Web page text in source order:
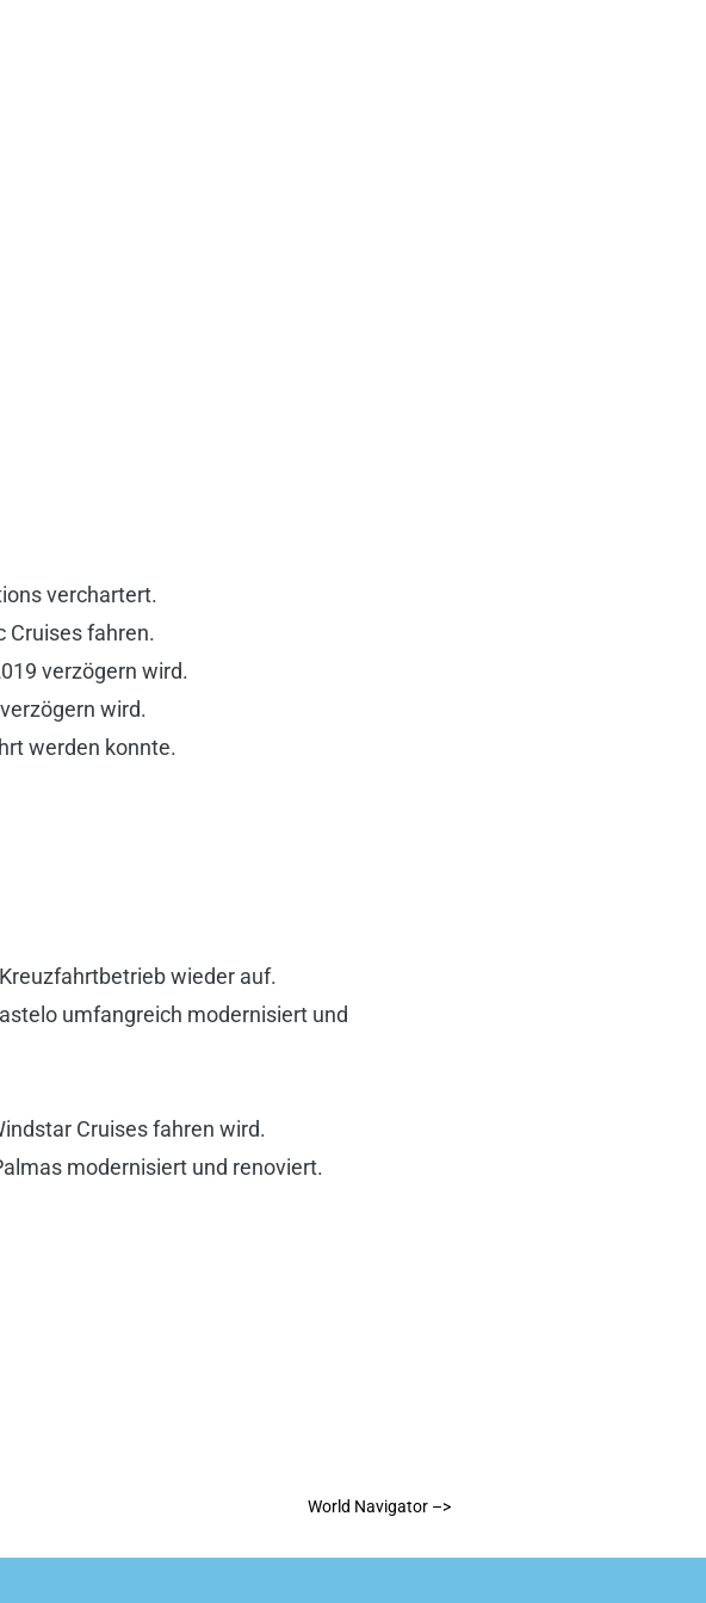
verchartert.
Cruises fahren.
verzögern wird.
wird.
werden konnte.
wieder auf.
umfangreich modernisiert und
Cruises fahren wird.
modernisiert und renoviert.
World Navigator –>